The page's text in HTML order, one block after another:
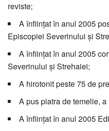
reviste;
A înființat în anul 2005
Episcopiei Severinului și
A înființat în anul 2005
Severinului și Strehaiei;
A hirotonit peste 75 de
A pus piatra de temelie,
A înființat în anul 2005